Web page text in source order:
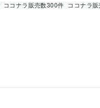
ココナラ販売数300件 ココナラ